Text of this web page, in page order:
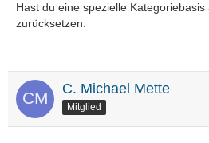
Hast du eine spezielle
zurücksetzen.
C. Michael Mette
Mitglied